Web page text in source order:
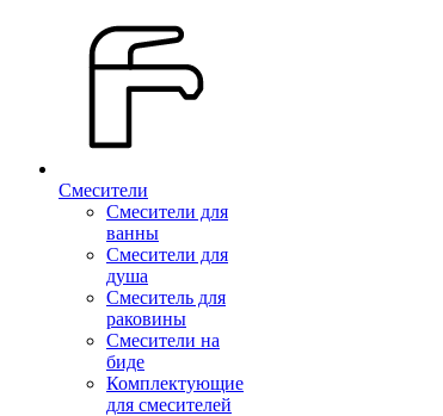
Смесители
Смесители для
ванны
Смесители для
душа
Смеситель для
раковины
Смесители на
биде
Комплектующие
для смесителей